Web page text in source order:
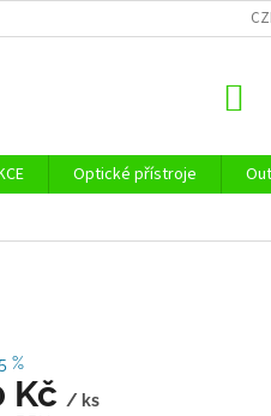
ZÁSADY POUŽÍVÁNÍ SOUBORŮ
Optické přístroje
%
Kč / ks